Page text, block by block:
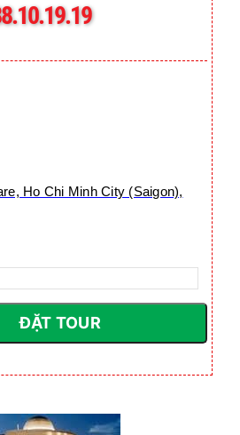
Ho Chi Minh City (Saigon),
ĐẶT TOUR